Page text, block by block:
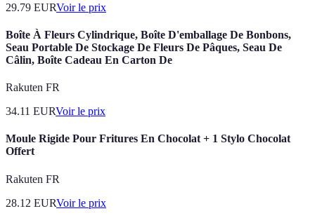
29.79 EURVoir le prix
Boîte À Fleurs Cylindrique, Boîte D'emballage De Bonbons,
Seau Portable De Stockage De Fleurs De Pâques, Seau De
Câlin, Boîte Cadeau En Carton De
Rakuten FR
34.11 EURVoir le prix
Moule Rigide Pour Fritures En Chocolat + 1 Stylo Chocolat
Offert
Rakuten FR
28.12 EURVoir le prix